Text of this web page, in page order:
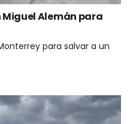
Alemán para
para salvar a un